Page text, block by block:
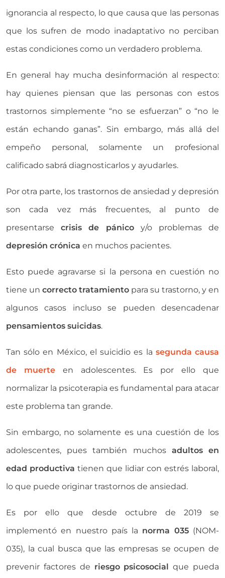
ignorancia al respecto, lo que causa que las personas
que los sufren de modo inadaptativo no perciban
estas condiciones como un verdadero problema.
En general hay mucha desinformación al respecto:
hay quienes piensan que las personas con estos
trastornos simplemente “no se esfuerzan” o “no le
están echando ganas”. Sin embargo, más allá del
empeño personal, solamente un profesional
calificado sabrá diagnosticarlos y ayudarles.
Por otra parte, los trastornos de ansiedad y depresión
son cada vez más frecuentes, al punto de
presentarsecrisis de pánicoy/o problemas de
depresión crónica en muchos pacientes.
Esto puede agravarse si la persona en cuestión no
tiene un correcto tratamiento para su trastorno, y en
algunos casos incluso se pueden desencadenar
pensamientos suicidas.
Tan sólo en México, el suicidio es la segunda causa
de muerteen adolescentes. Es por ello que
normalizar la psicoterapia es fundamental para atacar
este problema tan grande.
Sin embargo, no solamente es una cuestión de los
adolescentes, pues también muchos adultos en
edad productiva tienen que lidiar con estrés laboral,
lo que puede originar trastornos de ansiedad.
Es por ello que desde octubre de 2019 se
implementó en nuestro país la norma 035 (NOM-
035), la cual busca que las empresas se ocupen de
prevenir factores de riesgo psicosocial que pueda